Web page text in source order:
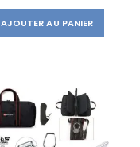
AJOUTER AU PANIER